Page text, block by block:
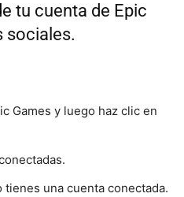
tu cuenta de Epic
sociales.
Games y luego haz clic en
tienes una cuenta conectada.